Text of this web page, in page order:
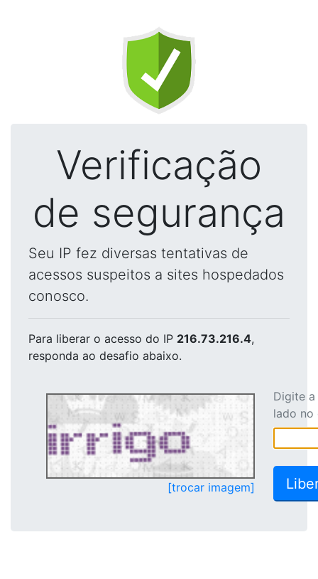
Verificação
de segurança
Seu IP fez diversas tentativas de
acessos suspeitos a sites hospedados
conosco.
Para liberar o acesso do IP 216.73.216.4,
responda ao desafio abaixo.
[trocar imagem]
Digite
lado no